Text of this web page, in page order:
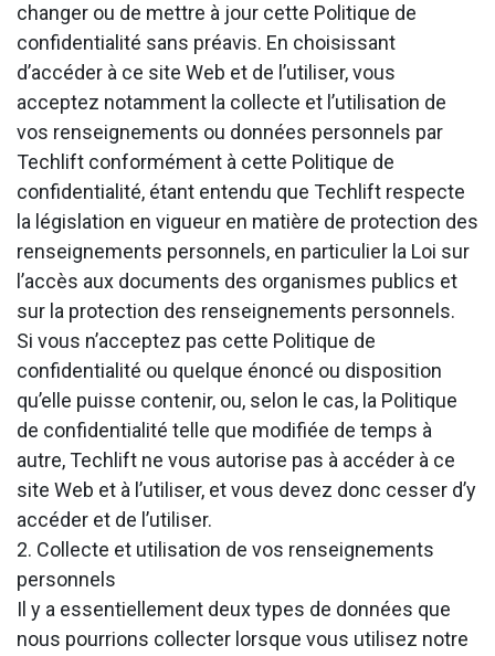
changer ou de mettre à jour cette Politique de
confidentialité sans préavis. En choisissant
d’accéder à ce site Web et de l’utiliser, vous
acceptez notamment la collecte et l’utilisation de
vos renseignements ou données personnels par
Techlift conformément à cette Politique de
confidentialité, étant entendu que Techlift respecte
la législation en vigueur en matière de protection des
renseignements personnels, en particulier la Loi sur
l’accès aux documents des organismes publics et
sur la protection des renseignements personnels.
Si vous n’acceptez pas cette Politique de
confidentialité ou quelque énoncé ou disposition
qu’elle puisse contenir, ou, selon le cas, la Politique
de confidentialité telle que modifiée de temps à
autre, Techlift ne vous autorise pas à accéder à ce
site Web et à l’utiliser, et vous devez donc cesser d’y
accéder et de l’utiliser.
2. Collecte et utilisation de vos renseignements
personnels
Il y a essentiellement deux types de données que
nous pourrions collecter lorsque vous utilisez notre